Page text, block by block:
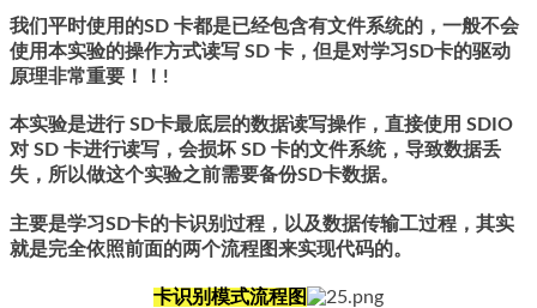
我们平时使用的SD 卡都是已经包含有文件系统的，一般不会
使用本实验的操作方式读写 SD 卡，但是对学习SD卡的驱动
原理非常重要！！!
本实验是进行 SD卡最底层的数据读写操作，直接使用 SDIO
对 SD 卡进行读写，会损坏 SD 卡的文件系统，导致数据丢
失，所以做这个实验之前需要备份SD卡数据。
主要是学习SD卡的卡识别过程，以及数据传输工过程，其实
就是完全依照前面的两个流程图来实现代码的。
卡识别模式流程图